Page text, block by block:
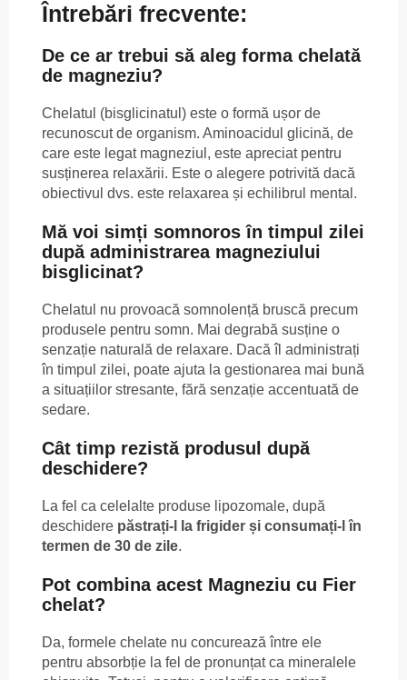
Întrebări frecvente:
De ce ar trebui să aleg forma chelată
de magneziu?
Chelatul (bisglicinatul) este o formă ușor de
recunoscut de organism. Aminoacidul glicină, de
care este legat magneziul, este apreciat pentru
susținerea relaxării. Este o alegere potrivită dacă
obiectivul dvs. este relaxarea și echilibrul mental.
Mă voi simți somnoros în timpul zilei
după administrarea magneziului
bisglicinat?
Chelatul nu provoacă somnolență bruscă precum
produsele pentru somn. Mai degrabă susține o
senzație naturală de relaxare. Dacă îl administrați
în timpul zilei, poate ajuta la gestionarea mai bună
a situațiilor stresante, fără senzație accentuată de
sedare.
Cât timp rezistă produsul după
deschidere?
La fel ca celelalte produse lipozomale, după
deschidere păstrați-l la frigider și consumați-l în
termen de 30 de zile.
Pot combina acest Magneziu cu Fier
chelat?
Da, formele chelate nu concurează între ele
pentru absorbție la fel de pronunțat ca mineralele